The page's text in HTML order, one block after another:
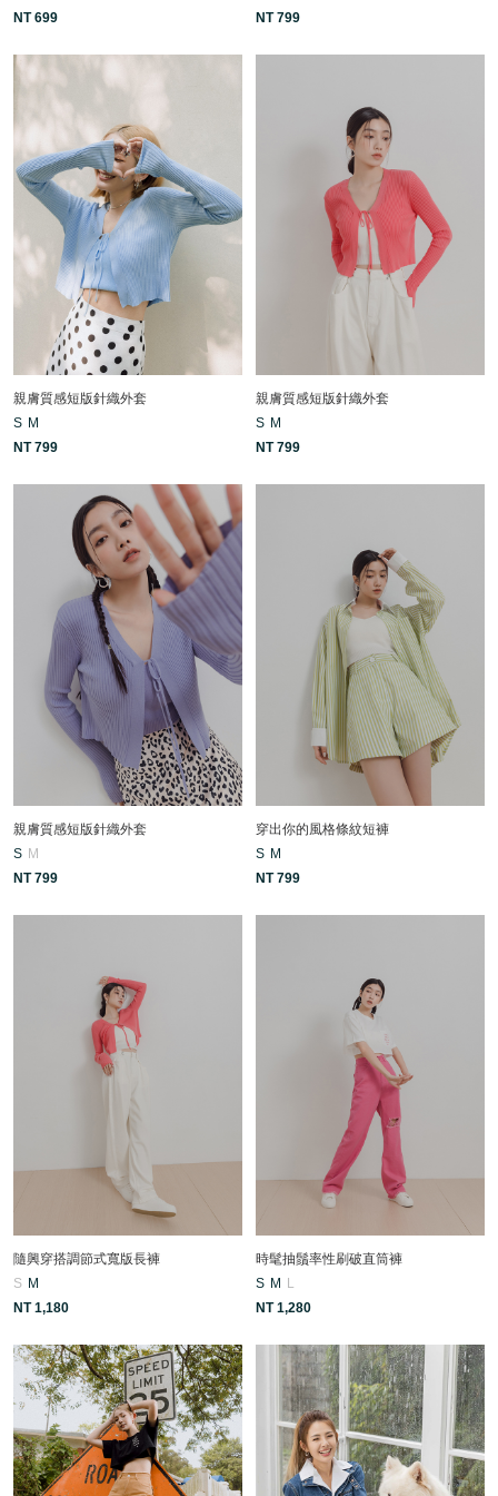
NT 699
NT 799
親膚質感短版針織外套
S M
NT 799
親膚質感短版針織外套
S M
NT 799
親膚質感短版針織外套
S M
NT 799
穿出你的風格條紋短褲
S M
NT 799
隨興穿搭調節式寬版長褲
S M
NT 1,180
時髦抽鬚率性刷破直筒褲
S M
L
NT 1,280